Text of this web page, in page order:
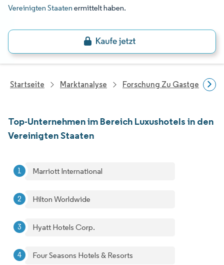
Vereinigten Staaten ermittelt haben.
Startseite Marktanalyse Forschung Zu Gastgewerbe
Top-Unternehmen im Bereich Luxushotels in den
Vereinigten Staaten
Marriott International
Hilton Worldwide
Hyatt Hotels Corp.
Four Seasons Hotels & Resorts